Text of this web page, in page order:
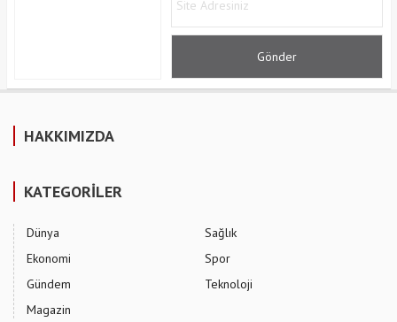
HAKKIMIZDA
KATEGORİLER
Dünya
Ekonomi
Gündem
Magazin
Sağlık
Spor
Teknoloji